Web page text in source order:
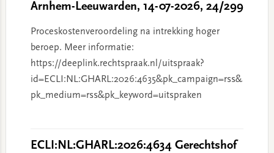
Arnhem-Leeuwarden, 14-07-2026, 24/299
Proceskostenveroordeling na intrekking hoger
beroep. Meer informatie:
https://deeplink.rechtspraak.nl/uitspraak?
id=ECLI:NL:GHARL:2026:4635&pk_campaign=rss&
pk_medium=rss&pk_keyword=uitspraken
ECLI:NL:GHARL:2026:4634 Gerechtshof